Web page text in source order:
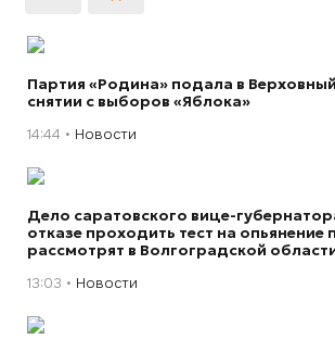
Партия «Родина» подала в
снятии с выборов «Яблока»
14:44 Новости
Дело саратовского вице-
отказе проходить тест на опьянение
рассмотрят в Волгоградской
13:03 Новости